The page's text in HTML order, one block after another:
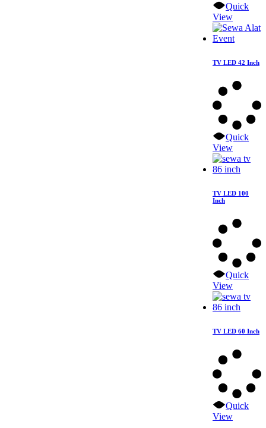
Quick
View
TV LED 42 Inch
Quick
View
TV LED 100
Inch
Quick
View
TV LED 60 Inch
Quick
View